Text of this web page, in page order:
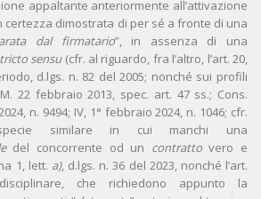
appaltante anteriormente all’attivazione
certezza dimostrata di per sé a fronte di una
dal firmatario”, in assenza di una
sensu(cfr. al riguardo, fra l’altro, l’art. 20,
d.lgs. n. 82 del 2005; nonché sui profili
22 febbraio 2013, spec. art. 47 ss.; Cons.
n. 9494; IV, 1° febbraio 2024, n. 1046; cfr.
similare in cui manchi una
del concorrente od un contrattovero e
1, lett. a), d.lgs. n. 36 del 2023, nonché l’art.
che richiedono appunto la